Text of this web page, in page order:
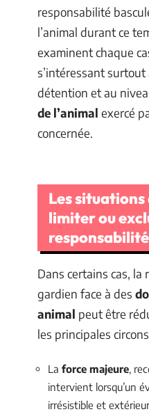
responsabilité
l’animal durant ce
examinent chaque
s’intéressant surtout
détention et au
de l’animal exercé
concernée.
Les
limiter ou
responsabilité
Dans certains cas,
gardien face à des
animal peut être
les principales
La force majeure,
intervient lorsqu’un
irrésistible et